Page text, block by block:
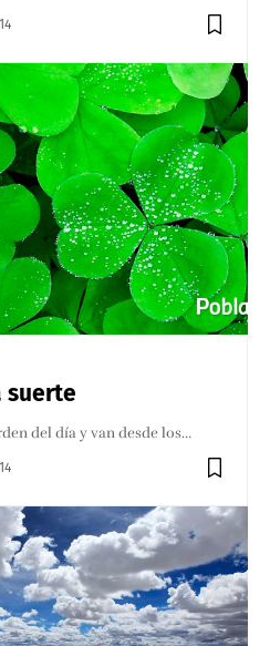
suerte
del día y van desde los…